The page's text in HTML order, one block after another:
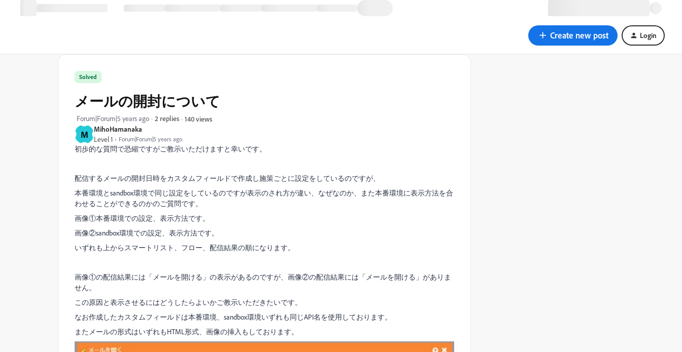
Create new post Login
M MihoHamanaka
Level 1 Forum|Forum|5 years ago
Solved
メールの開封について
Forum|Forum|5 years ago 2 replies 140 views
初歩的な質問で恐縮ですがご教示いただけますと幸いです。
配信するメールの開封日時をカスタムフィールドで作成し施策ごとに設定をしているのですが、
本番環境とsandbox環境で同じ設定をしているのですが表示のされ方が違い、なぜなのか、また本番環境に表示方法を合
わせることができるのかのご質問です。
画像①本番環境での設定、表示方法です。
画像②sandbox環境での設定、表示方法です。
いずれも上からスマートリスト、フロー、配信結果の順になります。
画像①の配信結果には「メールを開ける」の表示があるのですが、画像②の配信結果には「メールを開ける」がありま
せん。
この原因と表示させるにはどうしたらよいかご教示いただきたいです。
なお作成したカスタムフィールドは本番環境、sandbox環境いずれも同じAPI名を使用しております。
またメールの形式はいずれもHTML形式、画像の挿入もしております。